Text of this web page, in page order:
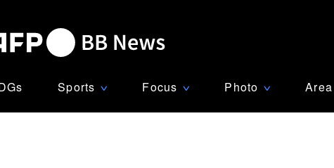
Sports ∨ Focus ∨ Photo ∨ Area